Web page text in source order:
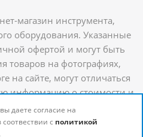
магазин инструмента,
оборудования. Указанные
офертой и могут быть
товаров на фотографиях,
на сайте, могут отличаться
информацию о стоимости и
получить у наших
даете согласие на
с политикой